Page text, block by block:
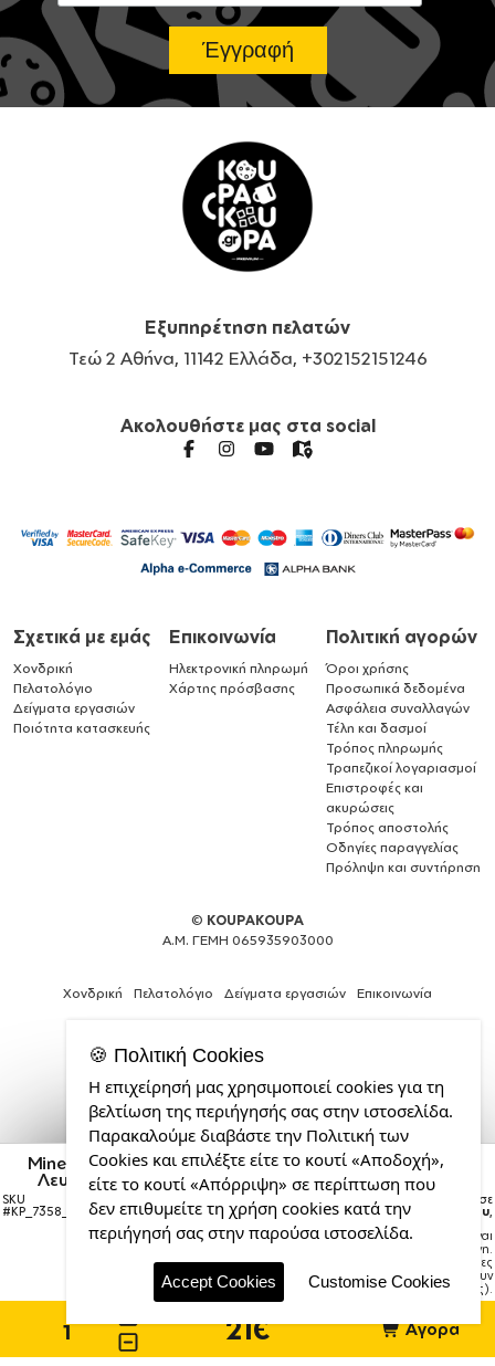
Minecraft Alex, Μεταλλικό παγούρι θερμός Πράσινο/
Λευκό (Stainless steel), διπλού τοιχώματος, 500ml
SKU
#KP_7358_500ssThermoWhiteGreen
Η παραγγελία σας θα παραδοθεί σε
courier έως τηνΤρίτη 18 Αυγούστου,
Σημείωση:Η παράδοση στο courier είναι
εκτιμώμενη.
1–3 εργάσιμες
ημέρες (ενδέχεται να υπάρξουν
καθυστερήσεις).
21€ Αγορά
Εξυπηρέτηση πελατών
Τεώ 2 Αθήνα, 11142 Ελλάδα, +302152151246
Ακολουθήστε μας στα social
Σχετικά με εμάς
Χονδρική
Πελατολόγιο
Δείγματα εργασιών
Ποιότητα κατασκευής
Επικοινωνία
Ηλεκτρονική πληρωμή
Χάρτης πρόσβασης
Πολιτική αγορών
Όροι χρήσης
Προσωπικά δεδομένα
Ασφάλεια συναλλαγών
Τέλη και δασμοί
Τρόπος πληρωμής
Τραπεζικοί λογαριασμοί
Επιστροφές και
ακυρώσεις
Τρόπος αποστολής
Οδηγίες παραγγελίας
Πρόληψη και συντήρηση
© KOUPAKOUPA
Α.Μ. ΓΕΜΗ 065935903000
Χονδρική Πελατολόγιο Δείγματα εργασιών Επικοινωνία
Web
Design,
Social
Media
&
SEO
Agency
από
την
CDL.gr
🍪 Πολιτική Cookies
Η επιχείρησή μας χρησιμοποιεί cookies για τη
βελτίωση της περιήγησής σας στην ιστοσελίδα.
Παρακαλούμε διαβάστε την Πολιτική των
Cookies και επιλέξτε είτε το κουτί «Αποδοχή»,
είτε το κουτί «Απόρριψη» σε περίπτωση που
δεν επιθυμείτε τη χρήση cookies κατά την
περιήγησή σας στην παρούσα ιστοσελίδα.
Accept Cookies Customise Cookies